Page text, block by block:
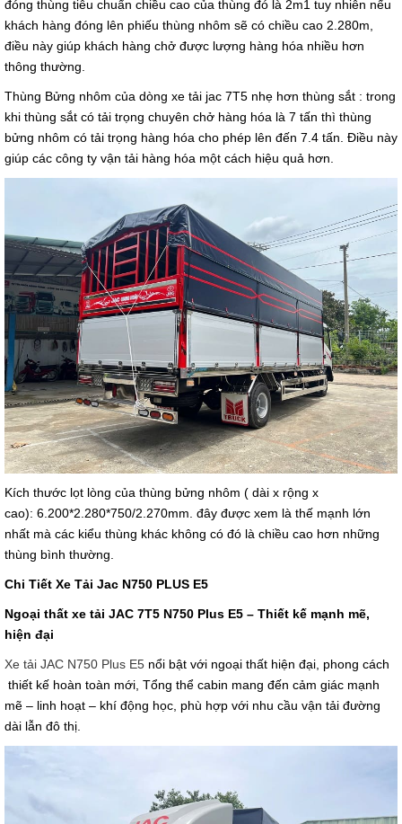
đóng thùng tiêu chuẩn chiều cao của thùng đó là 2m1 tuy nhiên nếu
khách hàng đóng lên phiếu thùng nhôm sẽ có chiều cao 2.280m,
điều này giúp khách hàng chở được lượng hàng hóa nhiều hơn
thông thường.
Thùng Bửng nhôm của dòng xe tải jac 7T5 nhẹ hơn thùng sắt : trong
khi thùng sắt có tải trọng chuyên chở hàng hóa là 7 tấn thì thùng
bửng nhôm có tải trọng hàng hóa cho phép lên đến 7.4 tấn. Điều này
giúp các công ty vận tải hàng hóa một cách hiệu quả hơn.
Kích thước lọt lòng của thùng bửng nhôm ( dài x rộng x
cao): 6.200*2.280*750/2.270mm. đây được xem là thế mạnh lớn
nhất mà các kiểu thùng khác không có đó là chiều cao hơn những
thùng bình thường.
Chi Tiết Xe Tải Jac N750 PLUS E5
Ngoại thất xe tải JAC 7T5 N750 Plus E5 – Thiết kế mạnh mẽ,
hiện đại
Xe tải JAC N750 Plus E5 nổi bật với ngoại thất hiện đại, phong cách
thiết kế hoàn toàn mới, Tổng thể cabin mang đến cảm giác mạnh
mẽ – linh hoạt – khí động học, phù hợp với nhu cầu vận tải đường
dài lẫn đô thị.